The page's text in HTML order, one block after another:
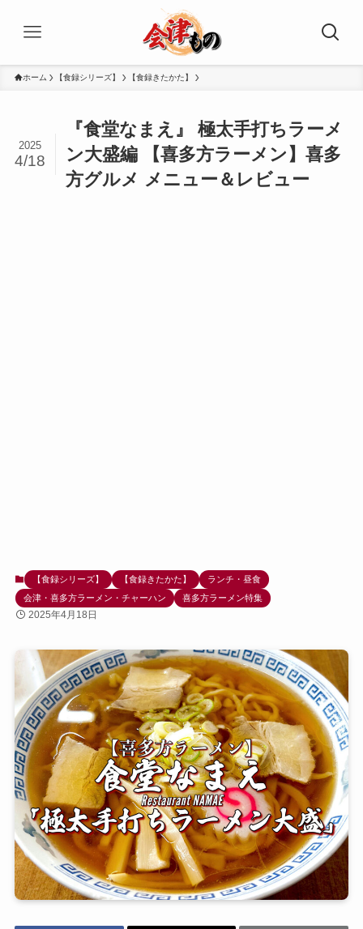
ホーム 【食録シリーズ】 【食録きたかた】
『食堂なまえ』 極太手打ちラーメ
ン大盛編 【喜多方ラーメン】喜多
方グルメ メニュー＆レビュー
2025
4/18
【食録シリーズ】 【食録きたかた】
ランチ・昼食
会津・喜多方ラーメン・チャーハン
喜多方ラーメン特集
2025年4月18日